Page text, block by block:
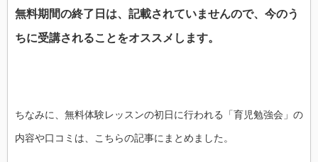
無料期間の終了日は、記載されていませんので、今のう
ちに受講されることをオススメします。
ちなみに、無料体験レッスンの初日に行われる「育児勉強会」の
内容や口コミは、こちらの記事にまとめました。